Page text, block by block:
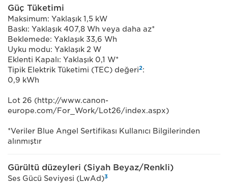
Güç Tüketimi
Maksimum: Yaklaşık 1,5 kW
Baskı: Yaklaşık 407,8 Wh veya daha az*
Beklemede: Yaklaşık 33,6 Wh
Uyku modu: Yaklaşık 2 W
Eklenti Kapalı: Yaklaşık 0,1 W*
Tipik Elektrik Tüketimi (TEC) değeri2:
0,9 kWh
Lot 26 (http://www.canon-
europe.com/For_Work/Lot26/index.aspx)
*Veriler Blue Angel Sertifikası Kullanıcı Bilgilerinden
alınmıştır
Gürültü düzeyleri (Siyah Beyaz/Renkli)
Ses Gücü Seviyesi (LwAd)3